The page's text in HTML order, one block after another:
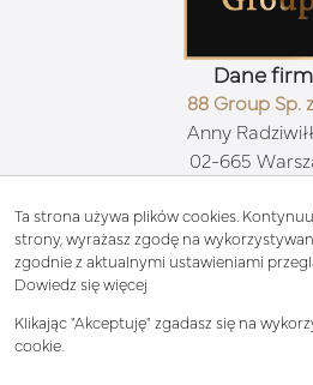
Dane
88 Group Sp.
Anny
02-665
511 71 88
Ta strona używa plików cookies.
strony, wyrażasz zgodę na
zgodnie z aktualnymi ustawieniami
Dowiedz się więcej
Klikając "Akceptuję" zgadasz się na
cookie.